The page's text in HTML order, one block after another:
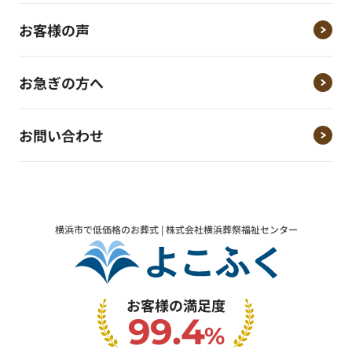
お客様の声
お急ぎの方へ
お問い合わせ
横浜市で低価格のお葬式 | 株式会社横浜葬祭福祉センター
お客様の満足度
99.4%